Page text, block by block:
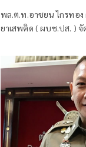
พล.ต.ท.อาชยน ไกรทอ
ยาเสพติด ( ผบช.ปส. ) จั
ประชุมหารือเจ้าหน้าที่ป